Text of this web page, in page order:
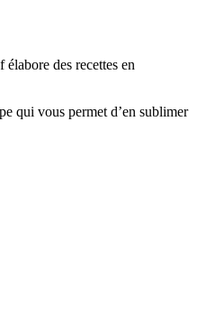
des recettes en
qui vous permet d’en sublimer